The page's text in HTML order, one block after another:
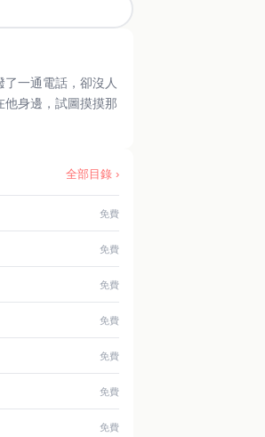
全部目錄 ›
免費
免費
免費
免費
免費
免費
免費